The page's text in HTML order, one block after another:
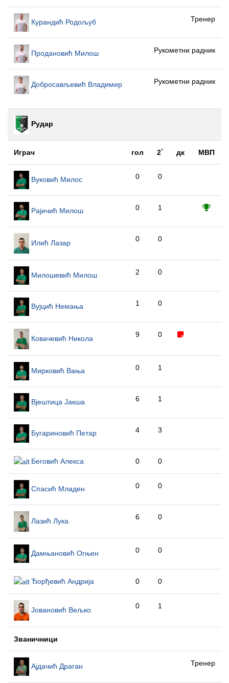
Курандић Родољуб Тренер
Продановић Милош Рукометни радник
Добросављевић Владимир Рукометни радник
Рудар
Играч гол 2` дк МВП
Вуковић Милос 0 0
Рајичић Милош 0 1
Илић Лазар 0 0
Милошевић Милош 2 0
Вујцић Немања 1 0
Ковачевић Никола 9 0
Мирковић Вања 0 1
Вјештица Јакша 6 1
Бугариновић Петар 4 3
Беговић Алекса 0 0
Спасић Младен 0 0
Лазић Лука 6 0
Дамњановић Огњен 0 0
Ђорђевић Андрија 0 0
Јовановић Вељко 0 1
Званичници
Ајдачић Драган Тренер